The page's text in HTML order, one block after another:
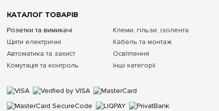
КАТАЛОГ ТОВАРІВ
Розетки та вимикачі
Щити електричні
Автоматика та захист
Комутація та контроль
Клеми, гільзи, ізолента
Кабель та монтаж
Освітлення
Інші категорії